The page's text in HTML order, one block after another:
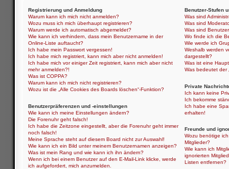
Registrierung und Anmeldung
Warum kann ich mich nicht anmelden?
Wozu muss ich mich überhaupt registrieren?
Warum werde ich automatisch abgemeldet?
Wie kann ich verhindern, dass mein Benutzername in der
Online-Liste auftaucht?
Ich habe mein Passwort vergessen!
Ich habe mich registriert, kann mich aber nicht anmelden!
Ich habe mich vor einiger Zeit registriert, kann mich aber nicht
mehr anmelden?!
Was ist COPPA?
Warum kann ich mich nicht registrieren?
Wozu ist die „Alle Cookies des Boards löschen“-Funktion?
Benutzerpräferenzen und -einstellungen
Wie kann ich meine Einstellungen ändern?
Die Forenuhr geht falsch!
Ich habe die Zeitzone eingestellt, aber die Forenuhr geht immer
noch falsch!
Meine Sprache steht auf diesem Board nicht zur Auswahl!
Wie kann ich ein Bild unter meinem Benutzernamen anzeigen?
Was ist mein Rang und wie kann ich ihn ändern?
Wenn ich bei einem Benutzer auf den E-Mail-Link klicke, werde
ich aufgefordert, mich anzumelden.
Benutzer-Stufen
Was sind
Was sind
Was sind
Wo finde ich die
Wie werde ich
Weshalb werden
dargestellt?
Was ist eine
Was bedeutet der
Private
Ich kann keine
Ich bekomme
Ich habe eine
erhalten!
Freunde und
Wozu benötige
Mitglieder?
Wie kann ich
ignorierten
Listen entfernen?